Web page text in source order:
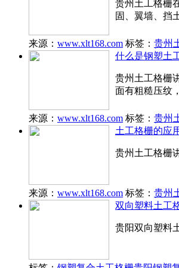
贵州土工格栅
固、翼墙、挡
来源： www.xlt168.com 标签： 贵州
什么是钢塑土
贵州土工格栅
面有粗糙压纹
来源： www.xlt168.com 标签： 贵州
土工格栅的应
贵州土工格栅
来源： www.xlt168.com 标签： 贵州
双向塑料土工
贵阳双向塑料